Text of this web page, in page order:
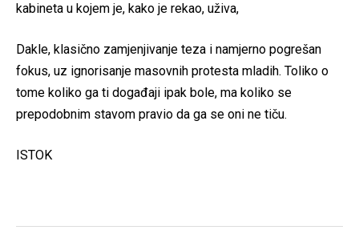
kabineta u kojem je, kako je rekao, uživa,
Dakle, klasično zamjenjivanje teza i namjerno pogrešan
fokus, uz ignorisanje masovnih protesta mladih. Toliko o
tome koliko ga ti događaji ipak bole, ma koliko se
prepodobnim stavom pravio da ga se oni ne tiču.
ISTOK